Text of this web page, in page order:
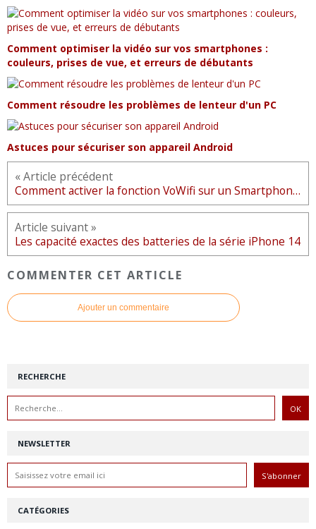
Comment optimiser la vidéo sur vos smartphones :
couleurs, prises de vue, et erreurs de débutants
Comment résoudre les problèmes de lenteur d'un PC
Astuces pour sécuriser son appareil Android
« Article précédent
Comment activer la fonction VoWifi sur un Smartphone Android ou iOS ?
Article suivant »
Les capacité exactes des batteries de la série iPhone 14
COMMENTER CET ARTICLE
Ajouter un commentaire
NEWSLETTER
RECHERCHE
CATÉGORIES